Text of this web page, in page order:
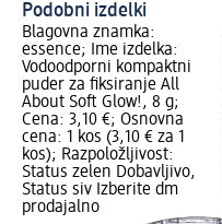
Podobni izdelki
Blagovna znamka:
essence; Ime izdelka:
Vodoodporni kompaktni
puder za fiksiranje All
About Soft Glow!, 8 g;
Cena: 3,10 €; Osnovna
cena: 1 kos (3,10 € za 1
kos); Razpoložljivost:
Status zelen Dobavljivo,
Status siv Izberite dm
prodajalno